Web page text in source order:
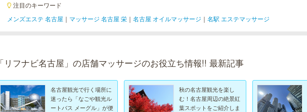
注目のキーワード
メンズエステ 名古屋 ｜ マッサージ 名古屋 栄 ｜ 名古屋 オイルマッサージ ｜ 名駅 エステマッサージ
「リフナビ名古屋」の店舗マッサージのお役立ち情報!! 最新記事
名古屋観光で行く場所に
迷ったら「なごや観光ル
ートバス メーグル」が便
秋の名古屋観光を楽し
む！名古屋周辺の絶景紅
葉スポットをご紹介しま